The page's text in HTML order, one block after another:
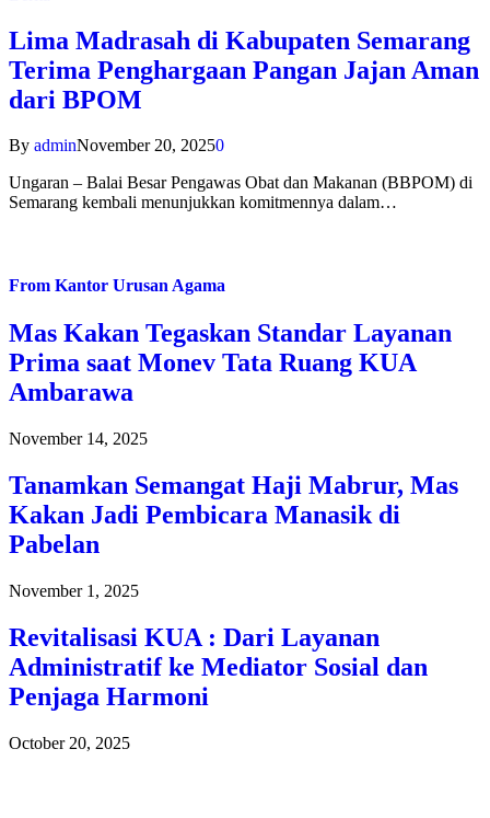
Lima Madrasah di Kabupaten Semarang
Terima Penghargaan Pangan Jajan Aman
dari BPOM
By adminNovember 20, 20250
Ungaran – Balai Besar Pengawas Obat dan Makanan (BBPOM) di
Semarang kembali menunjukkan komitmennya dalam…
From Kantor Urusan Agama
Mas Kakan Tegaskan Standar Layanan
Prima saat Monev Tata Ruang KUA
Ambarawa
November 14, 2025
Tanamkan Semangat Haji Mabrur, Mas
Kakan Jadi Pembicara Manasik di
Pabelan
November 1, 2025
Revitalisasi KUA : Dari Layanan
Administratif ke Mediator Sosial dan
Penjaga Harmoni
October 20, 2025